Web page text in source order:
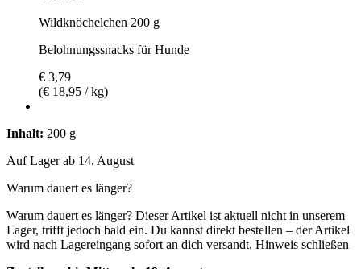
Wildknöchelchen 200 g
Belohnungssnacks für Hunde
€ 3,79
(€ 18,95 / kg)
Inhalt: 200 g
Auf Lager ab 14. August
Warum dauert es länger?
Warum dauert es länger? Dieser Artikel ist aktuell nicht in unserem
Lager, trifft jedoch bald ein. Du kannst direkt bestellen – der Artikel
wird nach Lagereingang sofort an dich versandt. Hinweis schließen